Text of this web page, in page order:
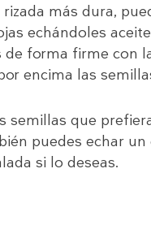
más dura,
echándoles
de forma firme con
encima las
semillas que
puedes echar
si lo deseas.